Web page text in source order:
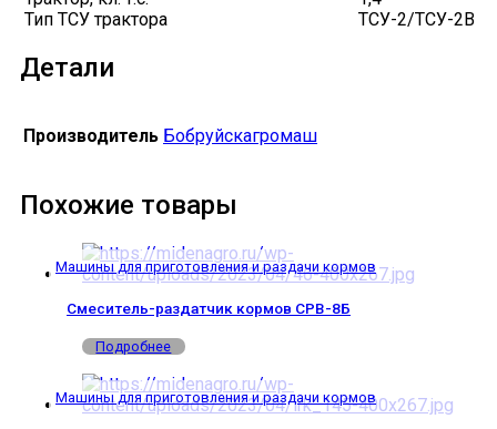
Тип ТСУ трактора
ТСУ-2/ТСУ-2В
Детали
Производитель Бобруйскагромаш
Похожие товары
Машины для приготовления и раздачи кормов
Смеситель-раздатчик кормов СРВ-8Б
Подробнее
Машины для приготовления и раздачи кормов